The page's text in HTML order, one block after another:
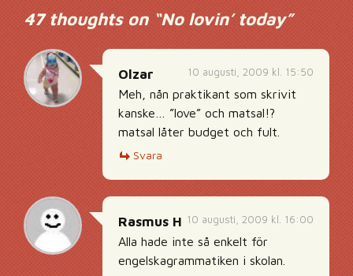
47 thoughts on “No lovin’ today”
10 augusti, 2009 kl. 15:50
Olzar
Meh, nån praktikant som skrivit
kanske… ”love” och matsal!?
matsal låter budget och fult.
Svara
10 augusti, 2009 kl. 16:00
Rasmus H
Alla hade inte så enkelt för
engelskagrammatiken i skolan.